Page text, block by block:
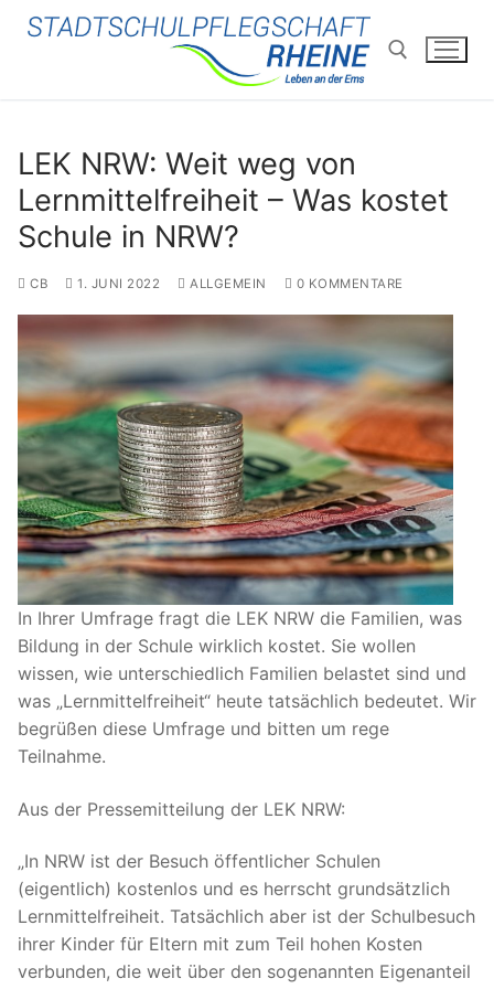
Zum
Inhalt
LEK NRW: Weit weg von
Lernmittelfreiheit – Was kostet
Schule in NRW?
CB 1. JUNI 2022 ALLGEMEIN 0 KOMMENTARE
In Ihrer Umfrage fragt die LEK NRW die Familien, was
Bildung in der Schule wirklich kostet. Sie wollen
wissen, wie unterschiedlich Familien belastet sind und
was „Lernmittelfreiheit“ heute tatsächlich bedeutet. Wir
begrüßen diese Umfrage und bitten um rege
Teilnahme.
Aus der Pressemitteilung der LEK NRW:
„In NRW ist der Besuch öffentlicher Schulen
(eigentlich) kostenlos und es herrscht grundsätzlich
Lernmittelfreiheit. Tatsächlich aber ist der Schulbesuch
ihrer Kinder für Eltern mit zum Teil hohen Kosten
verbunden, die weit über den sogenannten Eigenanteil